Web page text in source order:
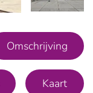
Omschrijving
Kaart